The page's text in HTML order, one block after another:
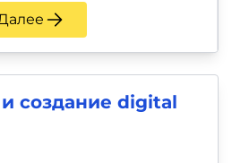
создание digital